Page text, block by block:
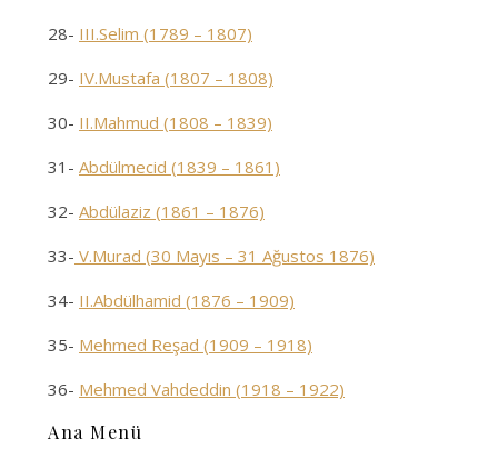
28- III.Selim (1789 – 1807)
29- IV.Mustafa (1807 – 1808)
30- II.Mahmud (1808 – 1839)
31- Abdülmecid (1839 – 1861)
32- Abdülaziz (1861 – 1876)
33- V.Murad (30 Mayıs – 31 Ağustos 1876)
34- II.Abdülhamid (1876 – 1909)
35- Mehmed Reşad (1909 – 1918)
36- Mehmed Vahdeddin (1918 – 1922)
Ana Menü